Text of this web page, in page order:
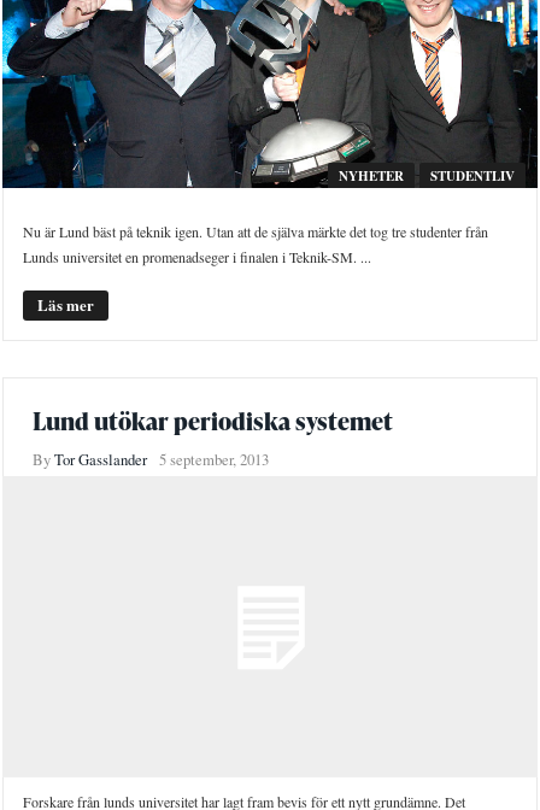
NYHETER STUDENTLIV
Nu är Lund bäst på teknik igen. Utan att de själva märkte det tog tre studenter från
Lunds universitet en promenadseger i finalen i Teknik-SM. ...
Läs mer
Lund utökar periodiska systemet
ByTor Gasslander 5 september, 2013
Forskare från lunds universitet har lagt fram bevis för ett nytt grundämne. Det